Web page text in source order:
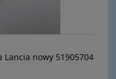
Lancia nowy 51905704